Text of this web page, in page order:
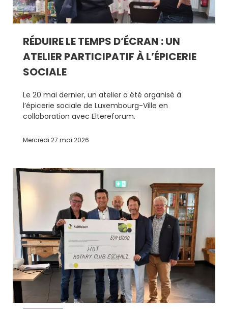
RÉDUIRE LE TEMPS D’ÉCRAN : UN
ATELIER PARTICIPATIF À L’ÉPICERIE
SOCIALE
Le 20 mai dernier, un atelier a été organisé à
l’épicerie sociale de Luxembourg-Ville en
collaboration avec Eltereforum.
Mercredi 27 mai 2026